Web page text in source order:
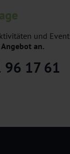
und
an.
17 61